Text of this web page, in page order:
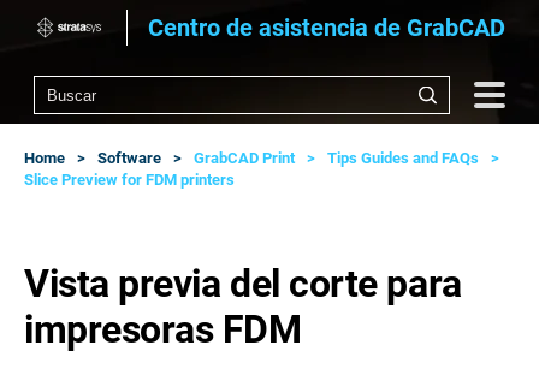
Centro de asistencia de GrabCAD
Home Software GrabCAD Print
Tips Guides and FAQs
Slice Preview for FDM printers
Vista previa del corte para
impresoras FDM